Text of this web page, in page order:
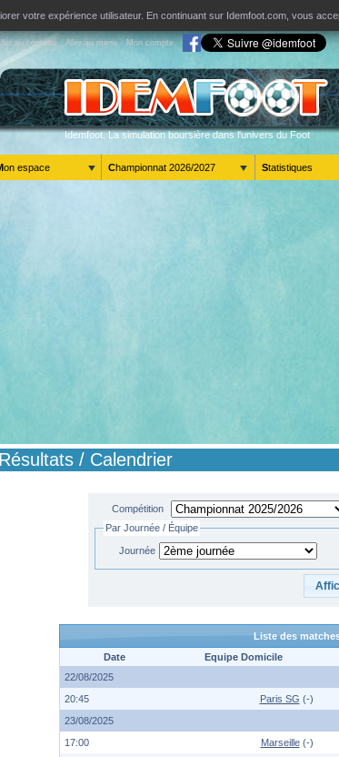
votre expérience utilisateur. En continuant sur Idemfoot.com, vous
au contenu Aller au menu Mon compte
Idemfoot. La simulation boursière dans l'univers du Foot
Mon espace Championnat 2026/2027 Statistiques
Résultats / Calendrier
Compétition
Par Journée / Équipe
Journée
Liste des
Date
Equipe Domicile
22/08/2025
20:45
Paris SG (-)
23/08/2025
17:00
Marseille(-)